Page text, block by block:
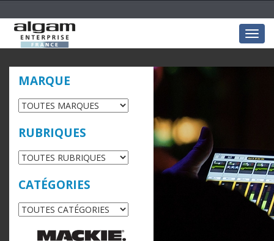
MARQUE
RUBRIQUES
CATÉGORIES